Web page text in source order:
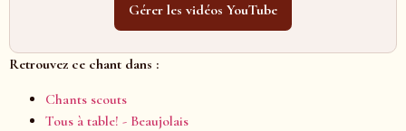
Gérer les vidéos YouTube
Retrouvez ce chant dans :
Chants scouts
Tous à table! - Beaujolais